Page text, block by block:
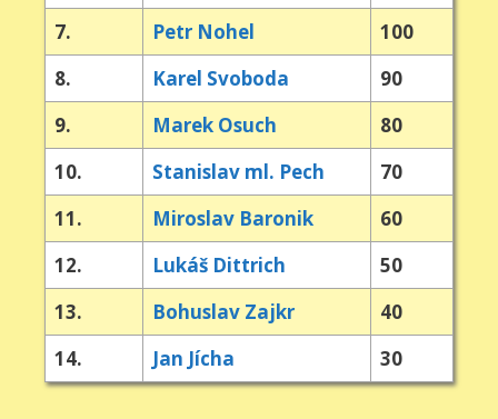
7.
Petr Nohel
100
8.
Karel Svoboda
90
9.
Marek Osuch
80
10.
Stanislav ml. Pech
70
11.
Miroslav Baronik
60
12.
Lukáš Dittrich
50
13.
Bohuslav Zajkr
40
14.
Jan Jícha 30